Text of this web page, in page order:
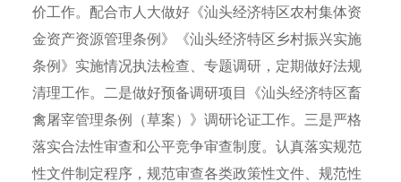
价工作。配合市人大做好《汕头经济特区农村集体资
金资产资源管理条例》《汕头经济特区乡村振兴实施
条例》实施情况执法检查、专题调研，定期做好法规
清理工作。二是做好预备调研项目《汕头经济特区畜
禽屠宰管理条例（草案）》调研论证工作。三是严格
落实合法性审查和公平竞争审查制度。认真落实规范
性文件制定程序，规范审查各类政策性文件、规范性